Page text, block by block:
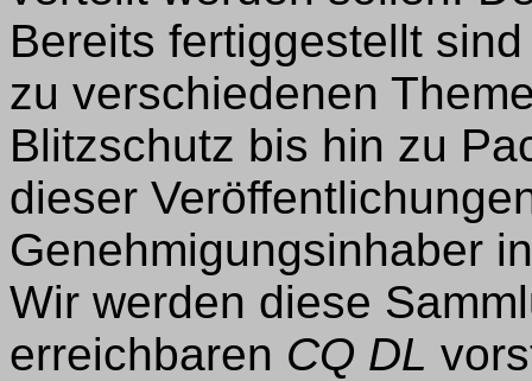
Bereits fertiggestellt
zu verschiedenen
Blitzschutz bis hin zu
dieser
Genehmigungsinhaber
Wir werden diese
erreichbaren CQ DL